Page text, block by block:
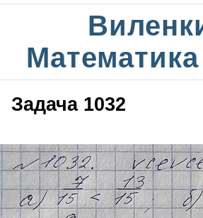
Задача 1032